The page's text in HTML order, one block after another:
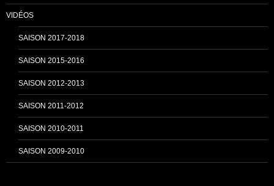
VIDÉOS
SAISON 2017-2018
SAISON 2015-2016
SAISON 2012-2013
SAISON 2011-2012
SAISON 2010-2011
SAISON 2009-2010